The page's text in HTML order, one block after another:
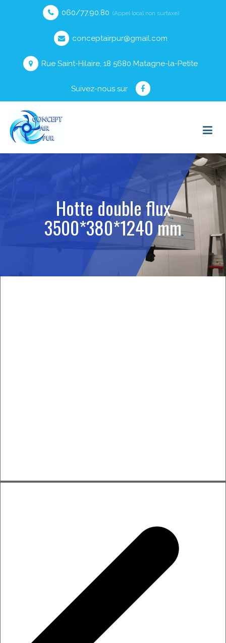
060/77.90.80 (Appel local non surtaxé)
conceptairpur@gmail.com
Rue Saint-Hilaire, 18 5680 Matagne-la-Petite
Suivez-nous sur
Hotte double flux
3500*380*1240 mm